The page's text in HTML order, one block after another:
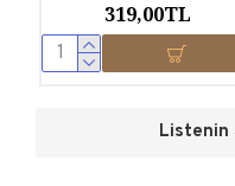
319,00TL
Listenin